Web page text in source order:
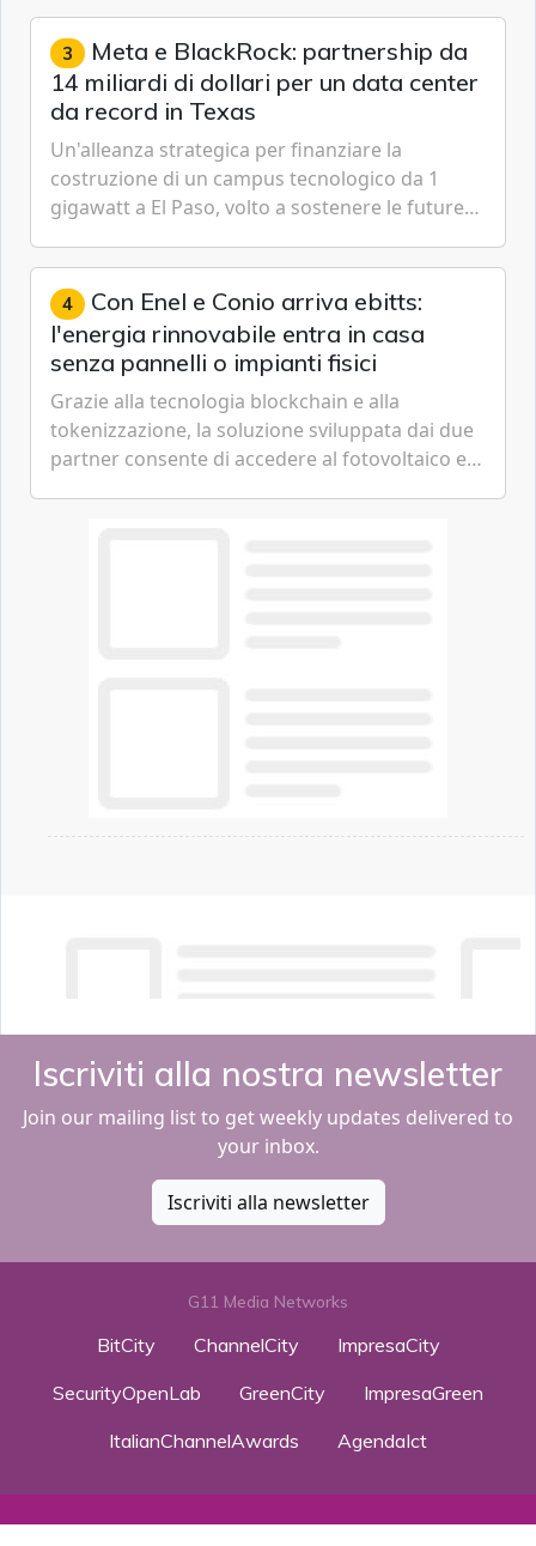
Cybersecurity.
3 Meta e BlackRock: partnership da
14 miliardi di dollari per un data center
da record in Texas
Un'alleanza strategica per finanziare la
costruzione di un campus tecnologico da 1
gigawatt a El Paso, volto a sostenere le future
artificiale dell'azienda di Mark Zuckerberg.
4 Con Enel e Conio arriva ebitts:
l'energia rinnovabile entra in casa
senza pannelli o impianti fisici
Grazie alla tecnologia blockchain e alla
tokenizzazione, la soluzione sviluppata dai due
partner consente di accedere al fotovoltaico e
Iscriviti alla nostra newsletter
Join our mailing list to get weekly updates delivered to
your inbox.
Iscriviti alla newsletter
G11 Media Networks
BitCity ChannelCity
ImpresaCity
SecurityOpenLab
GreenCity
ImpresaGreen
ItalianChannelAwards
AgendaIct